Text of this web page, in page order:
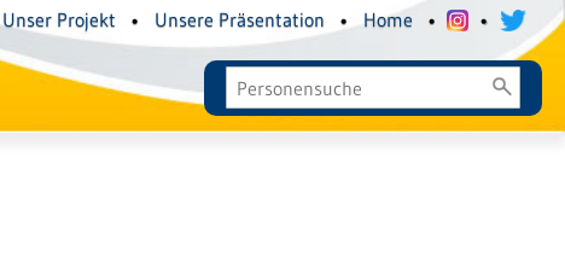
Unser Projekt • Unsere Präsentation • Home • •